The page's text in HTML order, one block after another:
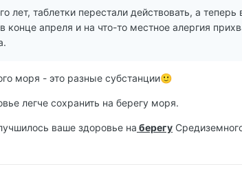
таблетки перестали действовать, а теперь
апреля и на что-то местное алергия
моря - это разные субстанции🙂
легче сохранить на берегу моря.
ваше здоровье на берегу